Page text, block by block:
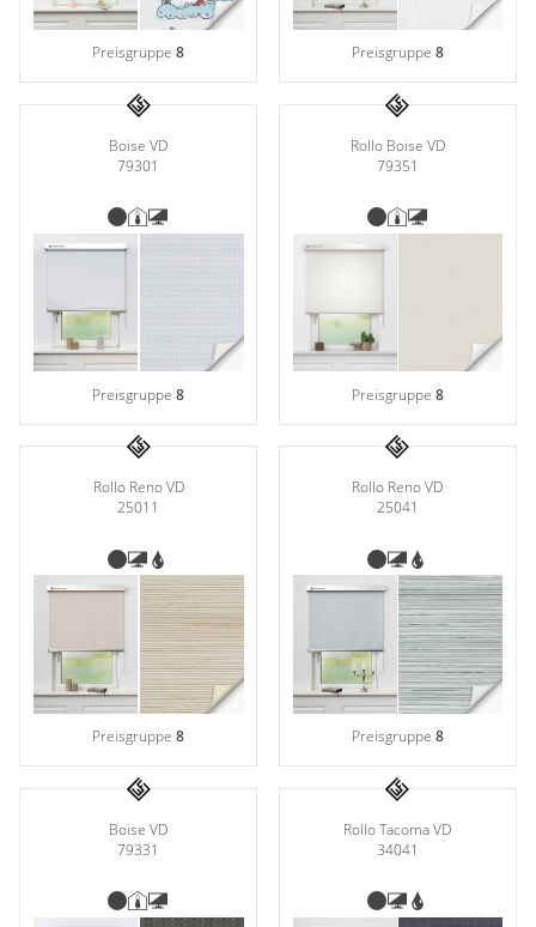
Preisgruppe8 Preisgruppe 8
Boise VD
79301
Preisgruppe8
Rollo Boise VD
79351
Preisgruppe 8
Rollo Reno VD
25011
Preisgruppe8
Rollo Reno VD
25041
Preisgruppe 8
Boise VD
79331
Rollo Tacoma VD
34041